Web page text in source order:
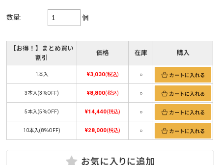
数量: 個
【お得！】まとめ買い
割引
価格 在庫 購入
1本入 ¥3,030(税込) ○
3本入(3％OFF) ¥8,800(税込) ○
5本入(5％OFF) ¥14,440(税込) ○
10本入(8％OFF) ¥28,000(税込) ○